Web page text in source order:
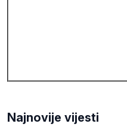
Najnovije vijesti